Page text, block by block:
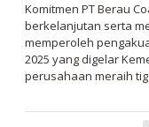
Komitmen PT Berau
berkelanjutan serta
memperoleh
2025 yang digelar
perusahaan meraih